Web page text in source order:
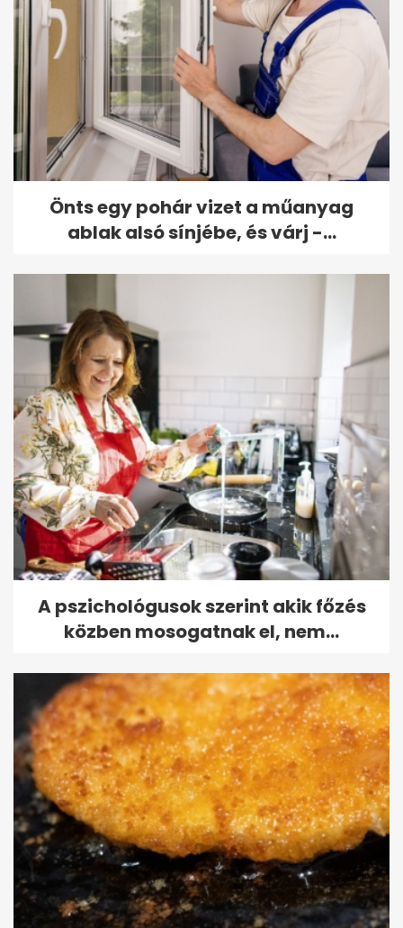
Önts egy pohár vizet a műanyag
ablak alsó sínjébe, és várj -...
A pszichológusok szerint akik főzés
közben mosogatnak el, nem...